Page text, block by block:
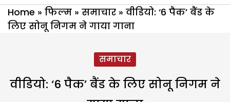
Home » फिल्म » समाचार » वीडियो: ‘6 पैक’ बैंड के
लिए सोनू निगम ने गाया गाना
समाचार
वीडियो: ‘6 पैक’ बैंड के लिए सोनू निगम ने